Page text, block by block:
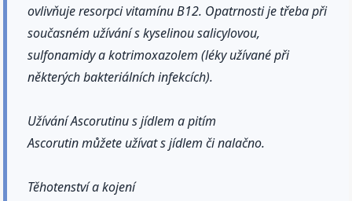
ovlivňuje resorpci vitamínu B12. Opatrnosti je třeba při
současném užívání s kyselinou salicylovou,
sulfonamidy a kotrimoxazolem (léky užívané při
některých bakteriálních infekcích).
Užívání Ascorutinu s jídlem a pitím
Ascorutin můžete užívat s jídlem či nalačno.
Těhotenství a kojení